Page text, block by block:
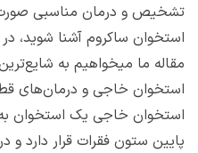
تشخیص و درمان مناسبی صورت
استخوان ساکروم آشنا شوید،
مقاله ما میخواهیم به
استخوان خاجی و درمان‌های
استخوان خاجی یک استخوان
پایین ستون فقرات قرار دارد و